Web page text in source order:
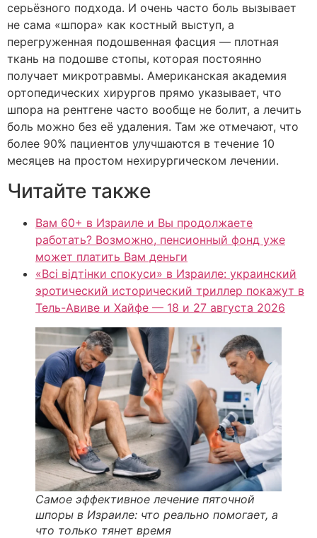
серьёзного подхода. И очень часто боль вызывает
не сама «шпора» как костный выступ, а
перегруженная подошвенная фасция — плотная
ткань на подошве стопы, которая постоянно
получает микротравмы. Американская академия
ортопедических хирургов прямо указывает, что
шпора на рентгене часто вообще не болит, а лечить
боль можно без её удаления. Там же отмечают, что
более 90% пациентов улучшаются в течение 10
месяцев на простом нехирургическом лечении.
Читайте также
Вам 60+ в Израиле и Вы продолжаете
работать? Возможно, пенсионный фонд уже
может платить Вам деньги
«Всі відтінки спокуси» в Израиле: украинский
эротический исторический триллер покажут в
Тель-Авиве и Хайфе — 18 и 27 августа 2026
Самое эффективное лечение пяточной
шпоры в Израиле: что реально помогает, а
что только тянет время